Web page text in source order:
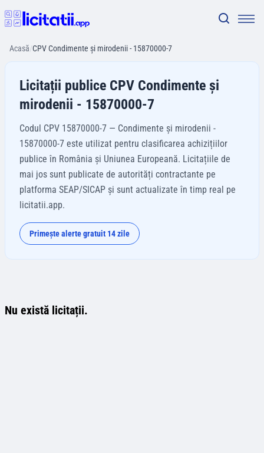
Acasă/CPV Condimente şi mirodenii - 15870000-7
Licitații publice CPV Condimente şi
mirodenii - 15870000-7
Codul CPV 15870000-7 — Condimente şi mirodenii -
15870000-7 este utilizat pentru clasificarea achizițiilor
publice în România și Uniunea Europeană. Licitațiile de
mai jos sunt publicate de autorități contractante pe
platforma SEAP/SICAP și sunt actualizate în timp real pe
licitatii.app.
Primește alerte gratuit 14 zile
Nu există licitații.